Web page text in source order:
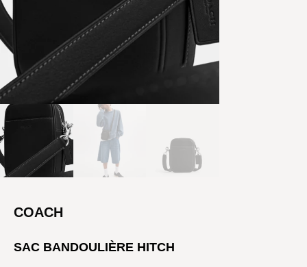
COACH
SAC BANDOULIÈRE HITCH